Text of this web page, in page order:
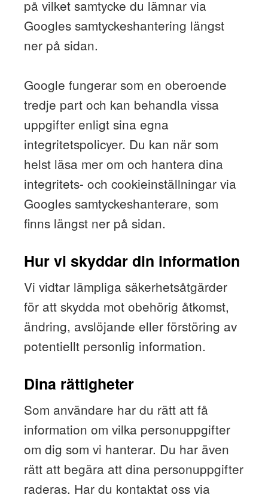
på vilket samtycke du lämnar via
Googles samtyckeshantering längst
ner på sidan.
Google fungerar som en oberoende
tredje part och kan behandla vissa
uppgifter enligt sina egna
integritetspolicyer. Du kan när som
helst läsa mer om och hantera dina
integritets- och cookieinställningar via
Googles samtyckeshanterare, som
finns längst ner på sidan.
Hur vi skyddar din information
Vi vidtar lämpliga säkerhetsåtgärder
för att skydda mot obehörig åtkomst,
ändring, avslöjande eller förstöring av
potentiellt personlig information.
Dina rättigheter
Som användare har du rätt att få
information om vilka personuppgifter
om dig som vi hanterar. Du har även
rätt att begära att dina personuppgifter
raderas. Har du kontaktat oss via